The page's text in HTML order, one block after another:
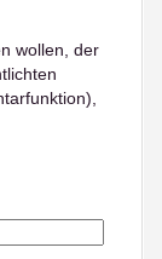
wollen, der